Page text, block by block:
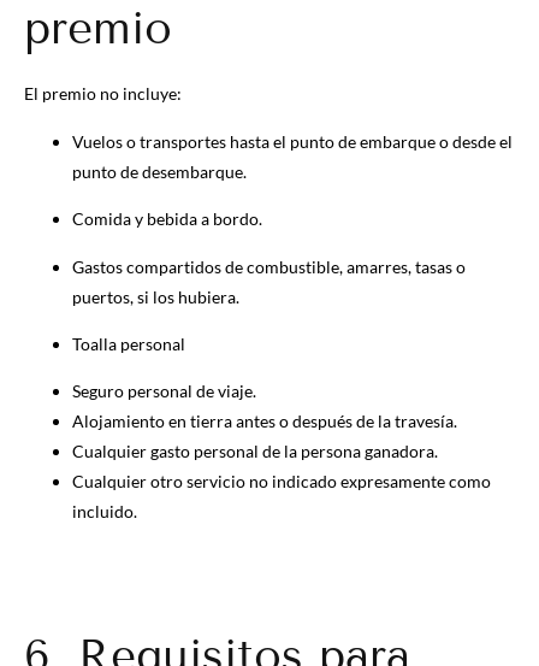
premio
El premio no incluye:
Vuelos o transportes hasta el punto de embarque o desde el
punto de desembarque.
Comida y bebida a bordo.
Gastos compartidos de combustible, amarres, tasas o
puertos, si los hubiera.
Toalla personal
Seguro personal de viaje.
Alojamiento en tierra antes o después de la travesía.
Cualquier gasto personal de la persona ganadora.
Cualquier otro servicio no indicado expresamente como
incluido.